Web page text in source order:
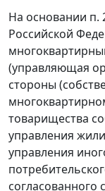
На основании п.
Российской
(управляющая
стороны
товарищества
управления
управления
согласованного